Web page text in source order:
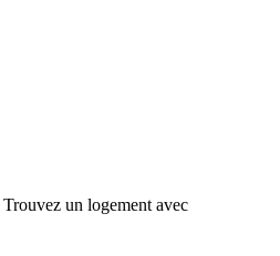
Trouvez un logement avec